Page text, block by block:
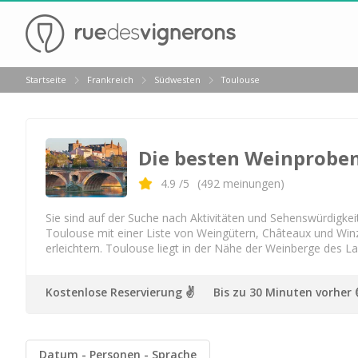
Zurück
Destillerien & Weinkeller Armagnac
Weingüter & Weinprobe Cahors
Weingüter & Weinprobe Gaillac
Weingüter & Weinprobe Toulouse
Weingüter & Weinprobe Jurançon
Weingüter & Weinprobe Bordeaux
Startseite Frankreich Südwesten Toulouse
Die besten
4.9 /5 (492 meinungen)
Sie sind auf der Suche nach Aktivitäten und
Toulouse mit einer Liste von Weingütern, Châteaux und
erleichtern. Toulouse liegt in der Nähe der Weinberge des
Kostenlose Reservierung ✌️ Bis zu 30 Minuten vorher
Datum Personen Sprache